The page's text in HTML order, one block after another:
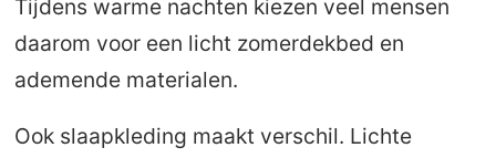
Tijdens warme nachten kiezen veel mensen
daarom voor een licht zomerdekbed en
ademende materialen.
Ook slaapkleding maakt verschil. Lichte